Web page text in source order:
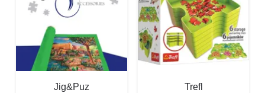
Jig&Puz
Trefl